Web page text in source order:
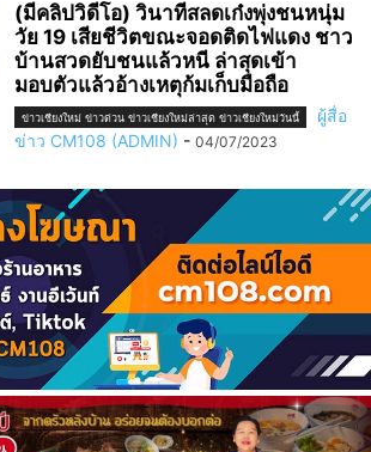
(มีคลิปวิดีโอ) วินาทีสลดเก๋งพุ่งชนหนุ่ม
วัย 19 เสียชีวิตขณะจอดติดไฟแดง ชาว
บ้านสวดยับชนแล้วหนี ล่าสุดเข้า
มอบตัวแล้วอ้างเหตุก้มเก็บมือถือ
ข่าวเชียงใหม่ ข่าวด่วน ข่าวเชียงใหม่ล่าสุด ข่าวเชียงใหม่วันนี้
ผู้สื่อ
ข่าว CM108 (ADMIN) - 04/07/2023